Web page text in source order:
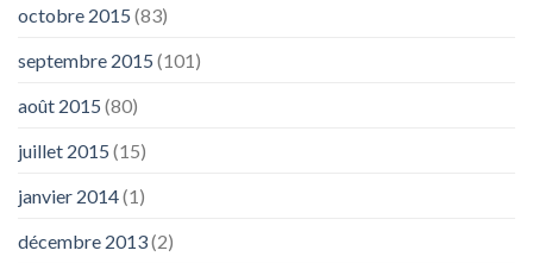
octobre 2015 (83)
septembre 2015 (101)
août 2015 (80)
juillet 2015 (15)
janvier 2014(1)
décembre 2013(2)